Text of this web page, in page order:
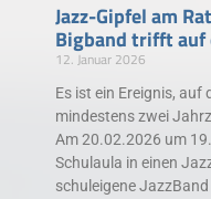
Jazz-Gipfel am
Bigband trifft auf
12. Januar 2026
Es ist ein Ereignis,
mindestens zwei
Am 20.02.2026 um
Schulaula in einen
schuleigene